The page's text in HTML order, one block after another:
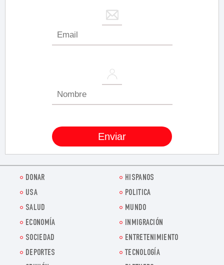
DONAR
HISPANOS
USA
POLITICA
SALUD
MUNDO
ECONOMÍA
INMIGRACIÓN
SOCIEDAD
ENTRETENIMIENTO
DEPORTES
TECNOLOGÍA